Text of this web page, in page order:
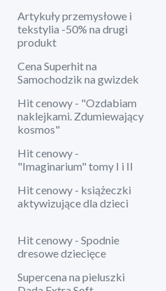
Artykuły przemysłowe i
tekstylia -50% na drugi
produkt
Cena Superhit na
Samochodzik na gwizdek
Hit cenowy - "Ozdabiam
naklejkami. Zdumiewający
kosmos"
Hit cenowy -
"Imaginarium" tomy I i II
Hit cenowy - książeczki
aktywizujące dla dzieci
Hit cenowy - Spodnie
dresowe dziecięce
Supercena na pieluszki